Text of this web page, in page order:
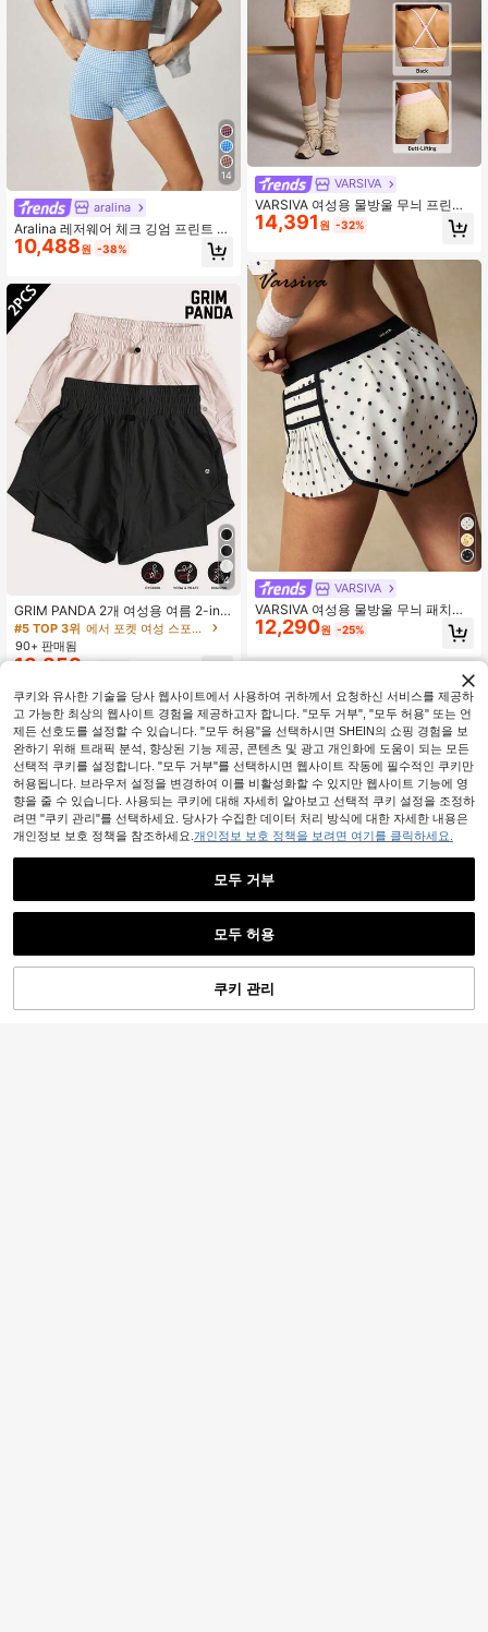
14
aralina
Aralina 레저웨어 체크 깅엄 프린트 크
롭 캐미 탑 및 하이웨스트 숏 투피스
액티브 짐 운동 세트 여름 캐주얼 월드
10,488원 -38%
4
GRIM PANDA 2개 여성용 여름 2-in-
1 스포츠 반바지, 내장 안감, 빠른 건조
통기성 쓸림 방지 캐주얼 반바지, 달리
기, 피트니스, 요가, 사이클링에 적합
#5 TOP 3위
에서 포켓 여성 스포츠 반바지
90+ 판매됨
13,358
VARSIVA
VARSIVA 여성용 물방울 무늬 프린트
크롭 홀터넥 상의 및 반바지 스포츠 세
14,391 원 -32%
VARSIVA
VARSIVA 여성용 물방울 무늬 패치워
크 캐주얼 다용도 일상복 & 스포츠 반
바지
12,290원 -25%
55% 할인!
쿠키와 유사한 기술을 당사 웹사이트에서 사용하여 귀하께서 요청하신 서비스를 제공하
고 가능한 최상의 웹사이트 경험을 제공하고자 합니다. "모두 거부", "모두 허용" 또는 언
제든 선호도를 설정할 수 있습니다. "모두 허용"을 선택하시면 SHEIN의 쇼핑 경험을 보
완하기 위해 트래픽 분석, 향상된 기능 제공, 콘텐츠 및 광고 개인화에 도움이 되는 모든
선택적 쿠키를 설정합니다. "모두 거부"를 선택하시면 웹사이트 작동에 필수적인 쿠키만
허용됩니다. 브라우저 설정을 변경하여 이를 비활성화할 수 있지만 웹사이트 기능에 영
향을 줄 수 있습니다. 사용되는 쿠키에 대해 자세히 알아보고 선택적 쿠키 설정을 조정하
려면 "쿠키 관리"를 선택하세요. 당사가 수집한 데이터 처리 방식에 대한 자세한 내용은
개인정보 보호 정책을 참조하세요. 개인정보 보호 정책을 보려면 여기를 클릭하세요.
모두 거부
모두 허용
쿠키 관리